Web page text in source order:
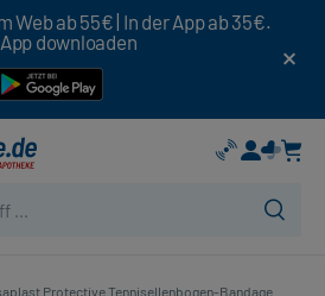
Web ab 55€ | In der App ab 35€.
downloaden
Protective Tennisellenbogen-Bandage